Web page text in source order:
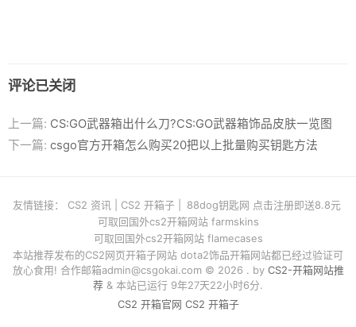
评论已关闭
上一篇: CS:GO武器箱出什么刀?CS:GO武器箱饰品皮肤一览图
下一篇: csgo官方开箱怎么购买20把以上批量购买钥匙方法
友情链接： CS2 资讯 CS2 开箱子
88dog钥匙网 点击注册即送8.8元
可取回国外cs2开箱网站 farmskins
可取回国外cs2开箱网站 flamecases
本站推荐发布的CS2网页开箱子网站 dota2饰品开箱网站都已经过验证可
放心食用! 合作邮箱admin@csgokai.com© 2026 . by CS2-开箱网站推
荐 & 本站已运行 9年27天22小时6分.
CS2 开箱官网 CS2 开箱子